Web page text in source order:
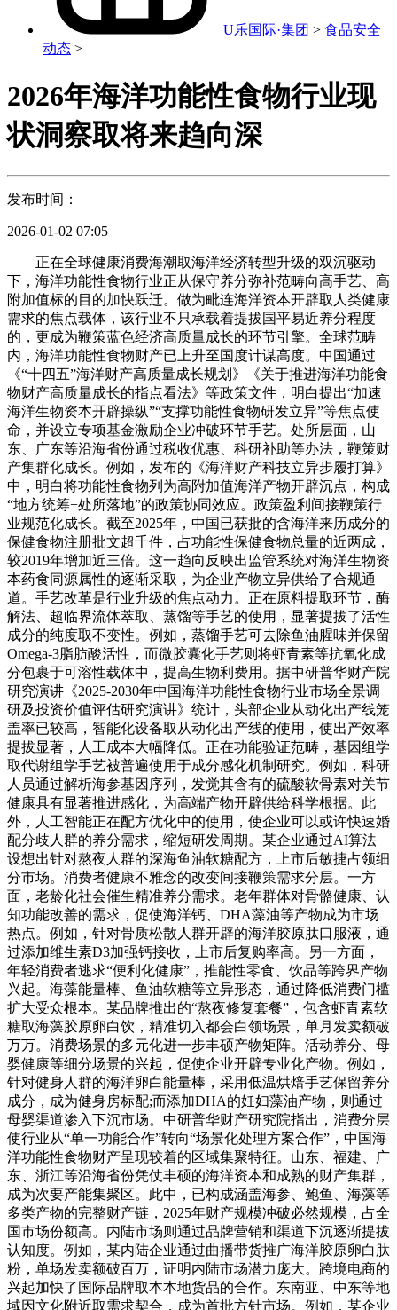
U乐国际·集团 > 食品安全
动态 >
2026年海洋功能性食物行业现
状洞察取将来趋向深
发布时间：
2026-01-02 07:05
正在全球健康消费海潮取海洋经济转型升级的双沉驱动
下，海洋功能性食物行业正从保守养分弥补范畴向高手艺、高
附加值标的目的加快跃迁。做为毗连海洋资本开辟取人类健康
需求的焦点载体，该行业不只承载着提拔国平易近养分程度
的，更成为鞭策蓝色经济高质量成长的环节引擎。全球范畴
内，海洋功能性食物财产已上升至国度计谋高度。中国通过
《“十四五”海洋财产高质量成长规划》《关于推进海洋功能食
物财产高质量成长的指点看法》等政策文件，明白提出“加速
海洋生物资本开辟操纵”“支撑功能性食物研发立异”等焦点使
命，并设立专项基金激励企业冲破环节手艺。处所层面，山
东、广东等沿海省份通过税收优惠、科研补助等办法，鞭策财
产集群化成长。例如，发布的《海洋财产科技立异步履打算》
中，明白将功能性食物列为高附加值海洋产物开辟沉点，构成
“地方统筹+处所落地”的政策协同效应。政策盈利间接鞭策行
业规范化成长。截至2025年，中国已获批的含海洋来历成分的
保健食物注册批文超千件，占功能性保健食物总量的近两成，
较2019年增加近三倍。这一趋向反映出监管系统对海洋生物资
本药食同源属性的逐渐采取，为企业产物立异供给了合规通
道。手艺改革是行业升级的焦点动力。正在原料提取环节，酶
解法、超临界流体萃取、蒸馏等手艺的使用，显著提拔了活性
成分的纯度取不变性。例如，蒸馏手艺可去除鱼油腥味并保留
Omega-3脂肪酸活性，而微胶囊化手艺则将虾青素等抗氧化成
分包裹于可溶性载体中，提高生物利费用。据中研普华财产院
研究演讲《2025-2030年中国海洋功能性食物行业市场全景调
研及投资价值评估研究演讲》统计，头部企业从动化出产线笼
盖率已较高，智能化设备取从动化出产线的使用，使出产效率
提拔显著，人工成本大幅降低。正在功能验证范畴，基因组学
取代谢组学手艺被普遍使用于成分感化机制研究。例如，科研
人员通过解析海参基因序列，发觉其含有的硫酸软骨素对关节
健康具有显著推进感化，为高端产物开辟供给科学根据。此
外，人工智能正在配方优化中的使用，使企业可以或许快速婚
配分歧人群的养分需求，缩短研发周期。某企业通过AI算法
设想出针对熬夜人群的深海鱼油软糖配方，上市后敏捷占领细
分市场。消费者健康不雅念的改变间接鞭策需求分层。一方
面，老龄化社会催生精准养分需求。老年群体对骨骼健康、认
知功能改善的需求，促使海洋钙、DHA藻油等产物成为市场
热点。例如，针对骨质松散人群开辟的海洋胶原肽口服液，通
过添加维生素D3加强钙接收，上市后复购率高。另一方面，
年轻消费者逃求“便利化健康”，推能性零食、饮品等跨界产物
兴起。海藻能量棒、鱼油软糖等立异形态，通过降低消费门槛
扩大受众根本。某品牌推出的“熬夜修复套餐”，包含虾青素软
糖取海藻胶原卵白饮，精准切入都会白领场景，单月发卖额破
万万。消费场景的多元化进一步丰硕产物矩阵。活动养分、母
婴健康等细分场景的兴起，促使企业开辟专业化产物。例如，
针对健身人群的海洋卵白能量棒，采用低温烘焙手艺保留养分
成分，成为健身房标配;而添加DHA的妊妇藻油产物，则通过
母婴渠道渗入下沉市场。中研普华财产研究院指出，消费分层
使行业从“单一功能合作”转向“场景化处理方案合作”，中国海
洋功能性食物财产呈现较着的区域集聚特征。山东、福建、广
东、浙江等沿海省份凭仗丰硕的海洋资本和成熟的财产集群，
成为次要产能集聚区。此中，已构成涵盖海参、鲍鱼、海藻等
多类产物的完整财产链，2025年财产规模冲破必然规模，占全
国市场份额高。内陆市场则通过品牌营销和渠道下沉逐渐提拔
认知度。例如，某内陆企业通过曲播带货推广海洋胶原卵白肽
粉，单场发卖额破百万，证明内陆市场潜力庞大。跨境电商的
兴起加快了国际品牌取本本地货品的合作。东南亚、中东等地
域因文化附近取需求契合，成为首批方针市场。例如，某企业